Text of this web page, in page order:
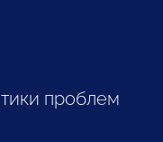
проблем